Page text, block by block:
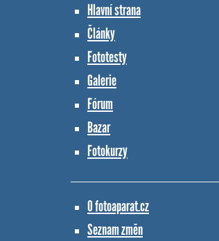
Hlavní strana
Články
Fototesty
Galerie
Fórum
Bazar
Fotokurzy
O fotoaparat.cz
Seznam změn